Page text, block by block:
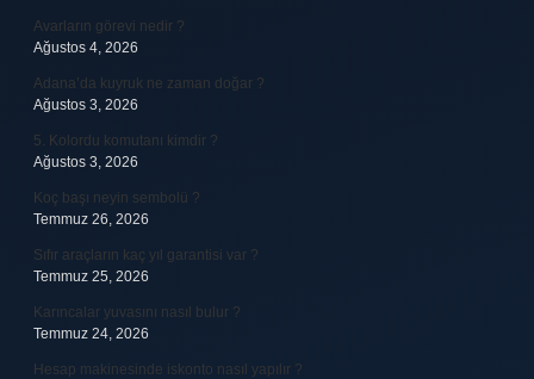
Avarların görevi nedir ?
Ağustos 4, 2026
Adana’da kuyruk ne zaman doğar ?
Ağustos 3, 2026
5. Kolordu komutanı kimdir ?
Ağustos 3, 2026
Koç başı neyin sembolü ?
Temmuz 26, 2026
Sıfır araçların kaç yıl garantisi var ?
Temmuz 25, 2026
Karıncalar yuvasını nasıl bulur ?
Temmuz 24, 2026
Hesap makinesinde iskonto nasıl yapılır ?